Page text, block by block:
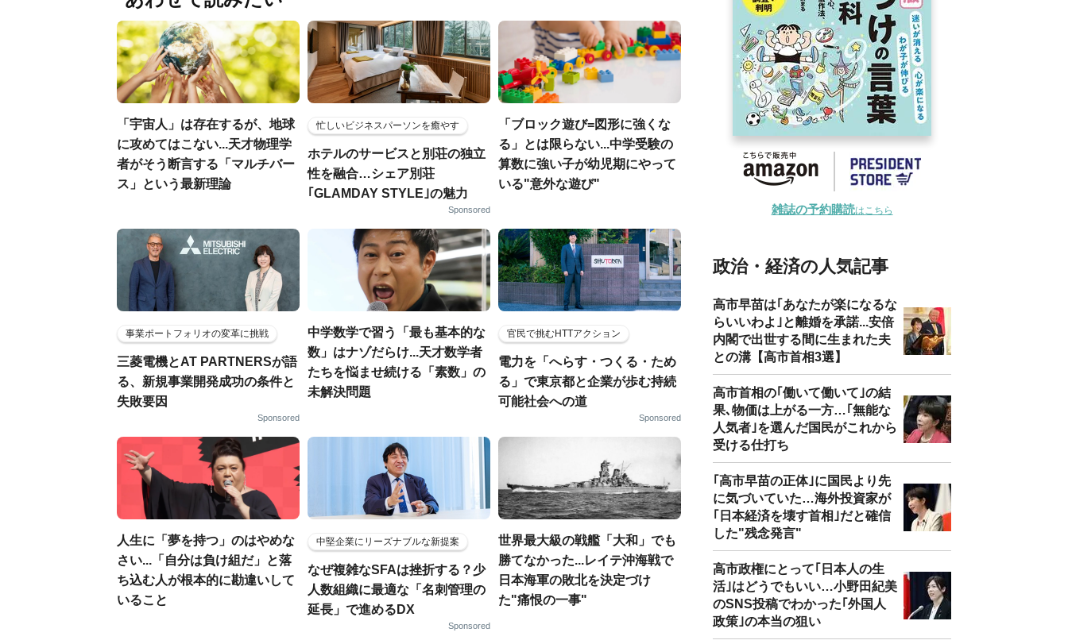
「宇宙人」は存在するが、地球
に攻めてはこない...天才物理学
者がそう断言する「マルチバー
ス」という最新理論
忙しいビジネスパーソンを癒やす
ホテルのサービスと別荘の独立
性を融合…シェア別荘
｢GLAMDAY STYLE｣の魅力
Sponsored
「ブロック遊び=図形に強くな
る」とは限らない...中学受験の
算数に強い子が幼児期にやって
いる"意外な遊び"
事業ポートフォリオの変革に挑戦
三菱電機とAT PARTNERSが語
る、新規事業開発成功の条件と
失敗要因
Sponsored
中学数学で習う「最も基本的な
数」はナゾだらけ...天才数学者
たちを悩ませ続ける「素数」の
未解決問題
官民で挑むHTTアクション
電力を「へらす・つくる・ため
る」で東京都と企業が歩む持続
可能社会への道
Sponsored
人生に「夢を持つ」のはやめな
さい...「自分は負け組だ」と落
ち込む人が根本的に勘違いして
いること
中堅企業にリーズナブルな新提案
なぜ複雑なSFAは挫折する？少
人数組織に最適な「名刺管理の
延長」で進めるDX
Sponsored
世界最大級の戦艦「大和」でも
勝てなかった...レイテ沖海戦で
日本海軍の敗北を決定づけ
た"痛恨の一事"
雑誌の予約購読はこちら
政治・経済の人気記事
高市早苗は｢あなたが楽になるな
らいいわよ｣と離婚を承諾...安倍
内閣で出世する間に生まれた夫
との溝【高市首相3選】
高市首相の｢働いて働いて｣の結
果､物価は上がる一方…｢無能な
人気者｣を選んだ国民がこれから
受ける仕打ち
｢高市早苗の正体｣に国民より先
に気づいていた…海外投資家が
｢日本経済を壊す首相｣だと確信
した"残念発言"
高市政権にとって｢日本人の生
活｣はどうでもいい…小野田紀美
のSNS投稿でわかった｢外国人
政策｣の本当の狙い